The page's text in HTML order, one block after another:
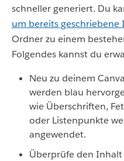
schneller generiert. Du
um bereits
Ordner zu einem
Folgendes kannst du
Neu zu deinem
werden blau
wie Überschriften,
oder Listenpunkte
angewendet.
Überprüfe den Inhalt